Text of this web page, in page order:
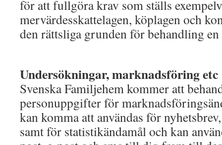
för att fullgöra krav som ställs
mervärdesskattelagen, köplagen och
den rättsliga grunden för behandling
Undersökningar, marknadsföring etc
Svenska Familjehem kommer att
personuppgifter för
kan komma att användas för
samt för statistikändamål och kan